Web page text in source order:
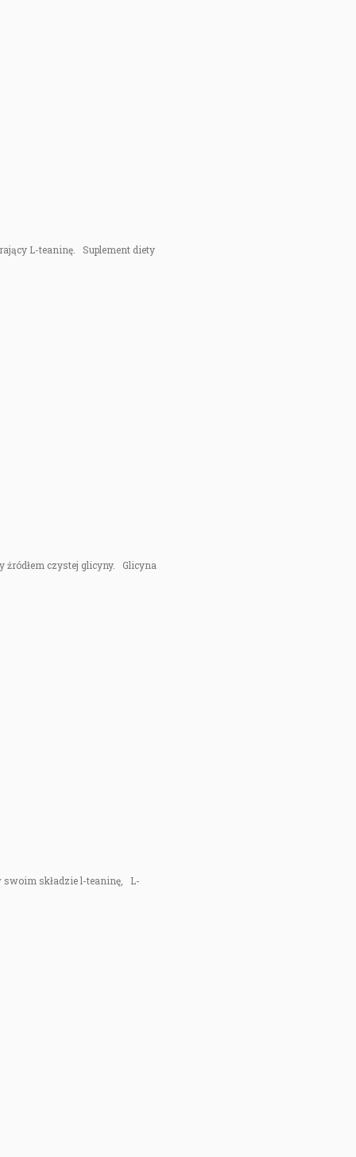
L-teaninę. Suplement diety
źródłem czystej glicyny. Glicyna
swoim składzie l-teaninę, L-